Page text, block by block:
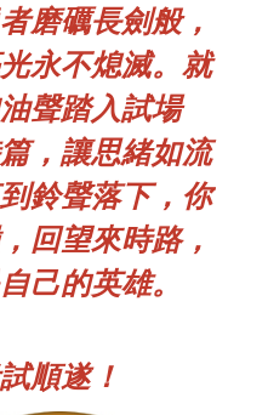
磨礪長劍般，
永不熄滅。 就
聲踏入試場
，讓思緒如流
鈴聲落下，你
回望來時路，
己的英雄。
順遂！